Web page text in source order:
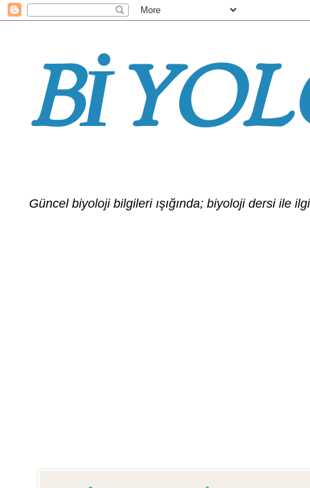
Güncel biyoloji bilgileri ışığında; biyoloji dersi ile